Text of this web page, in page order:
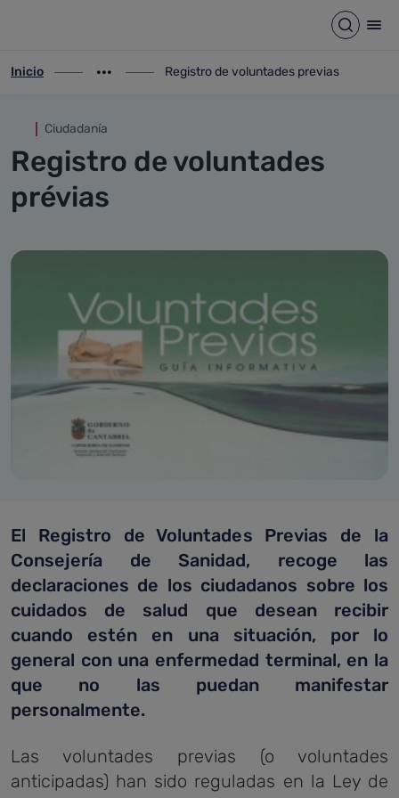
Registro de voluntades Abrir
ir-a inicio
Inicio
Mostrar opciones del camino de migas
ir-a Registro de voluntades previas
Registro de voluntades previas
Ciudadanía
Registro de voluntades
prévias
El Registro de Voluntades Previas de la
Consejería de Sanidad, recoge las
declaraciones de los ciudadanos sobre los
cuidados de salud que desean recibir
cuando estén en una situación, por lo
general con una enfermedad terminal, en la
que no las puedan manifestar
personalmente.
Las voluntades previas (o voluntades
anticipadas) han sido reguladas en la Ley de